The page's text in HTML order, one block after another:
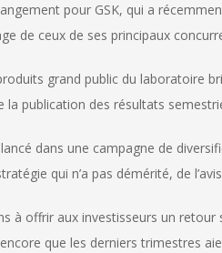
pour GSK, qui a
de ceux de ses principaux
grand public du laboratoire
la publication des résultats
dans une campagne de
qui n’a pas démérité, de
à offrir aux investisseurs un
que les derniers trimestres